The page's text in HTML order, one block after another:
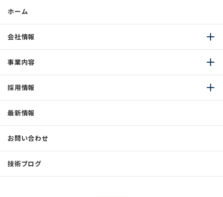
ホーム
会社情報
事業内容
採用情報
最新情報
お問い合わせ
技術ブログ